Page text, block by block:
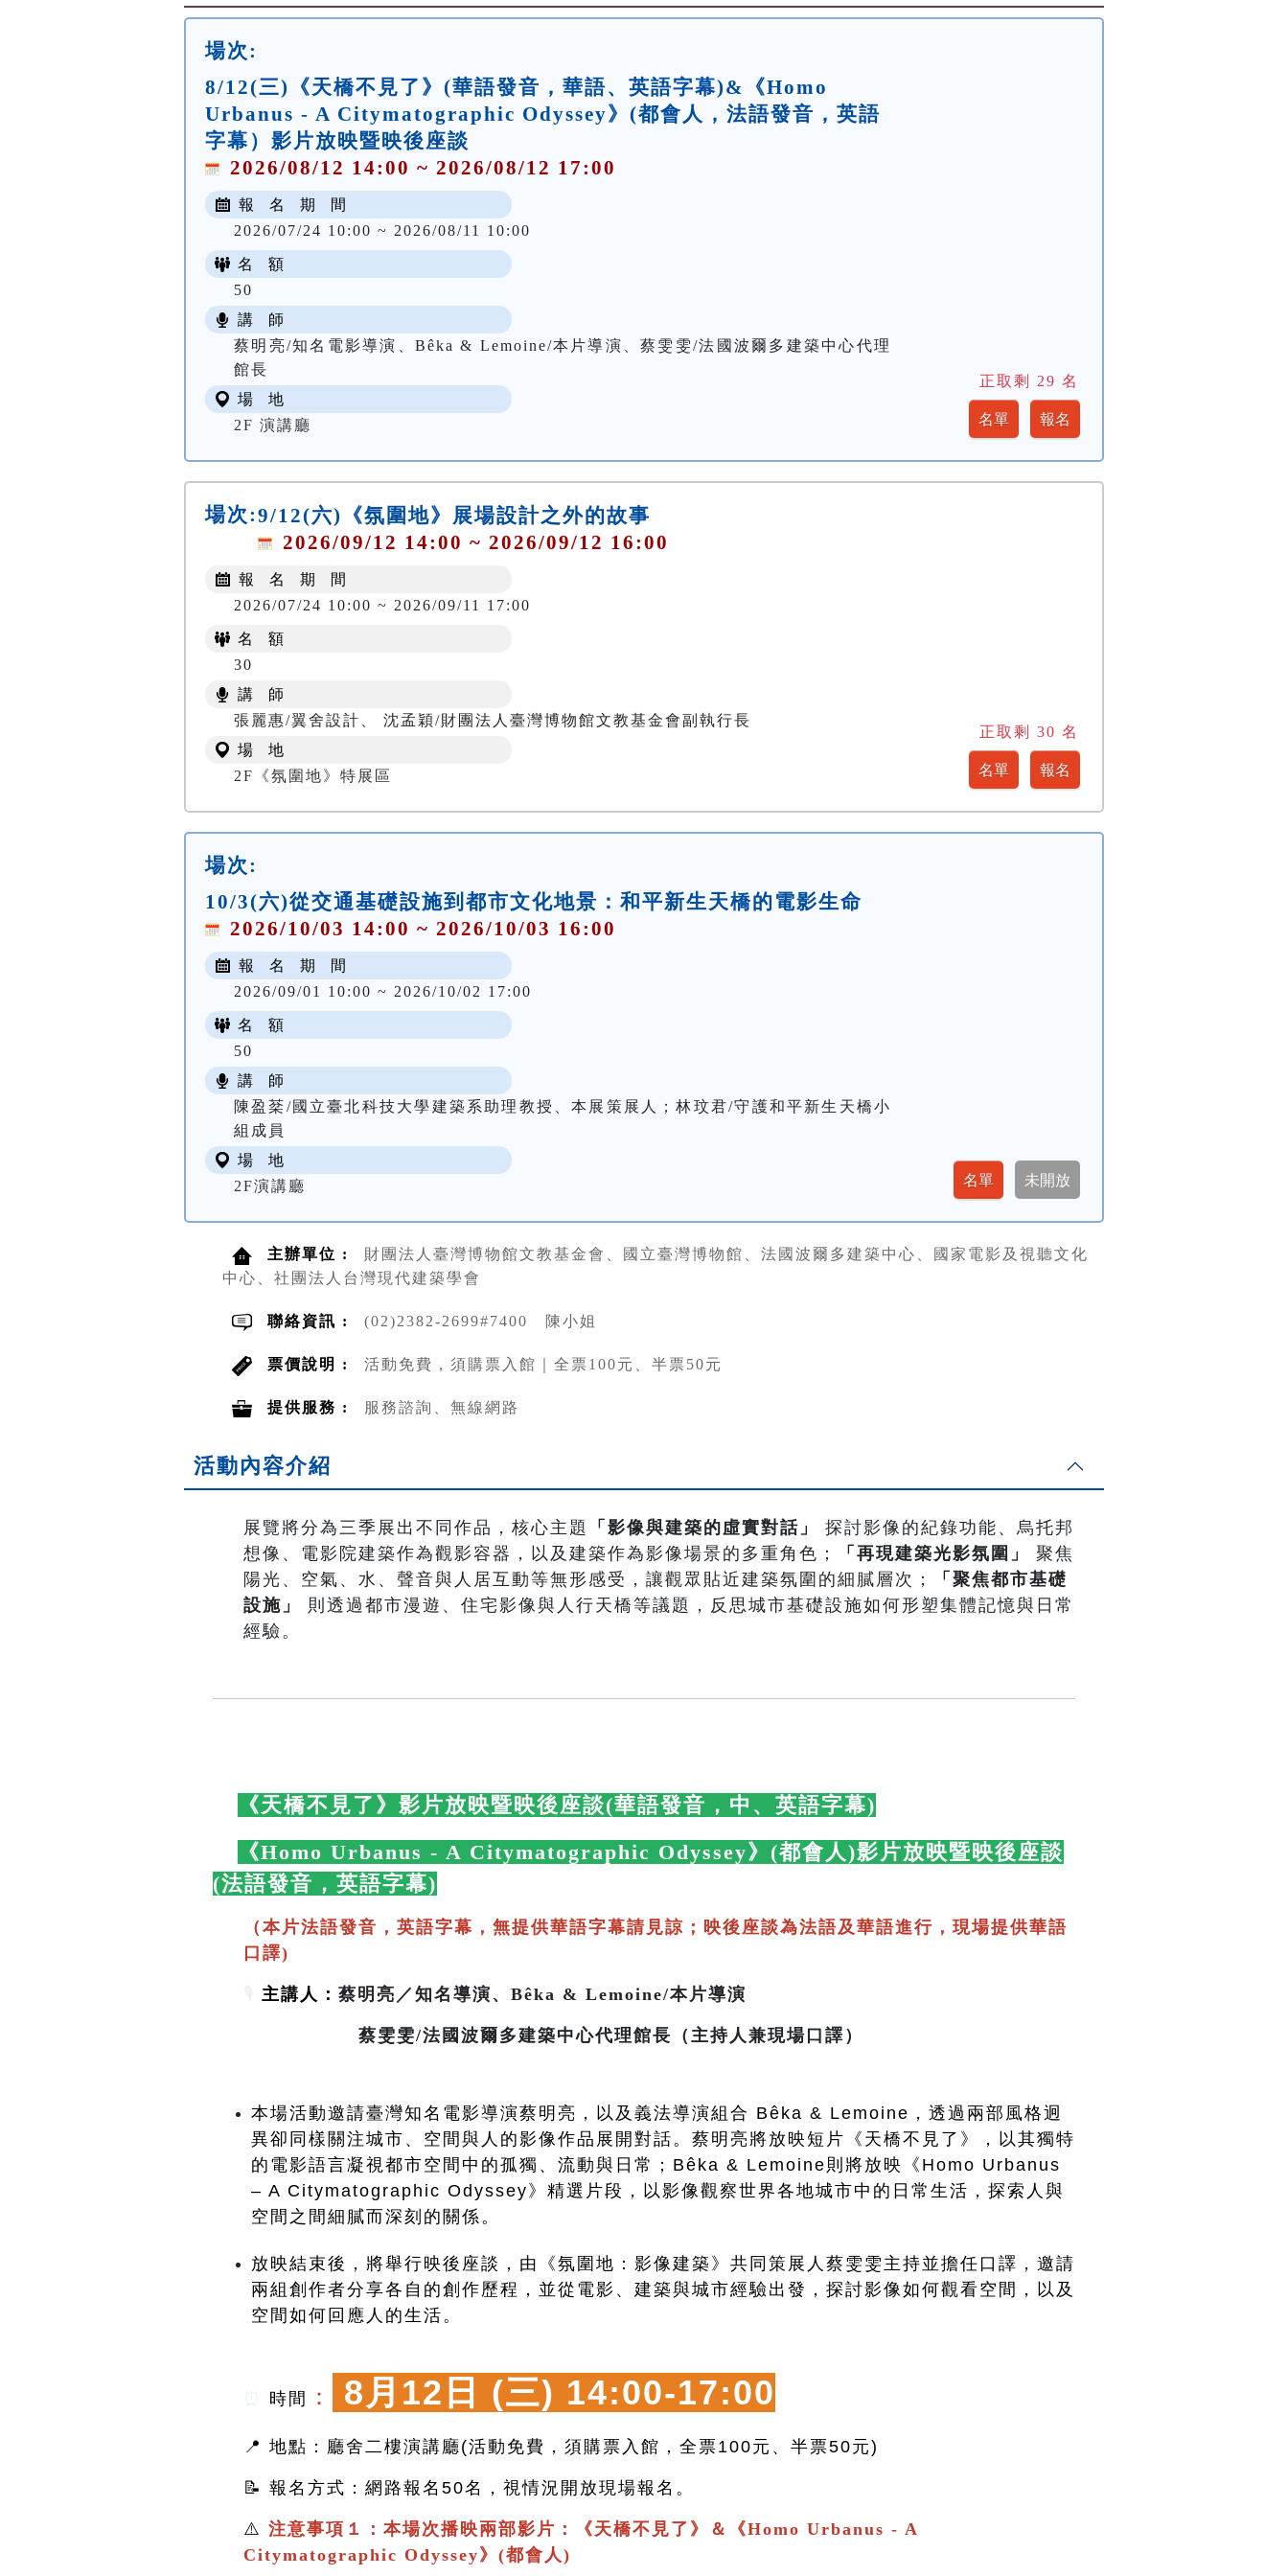
場次:
8/12(三)《天橋不見了》(華語發音，華語、英語字幕)&《Homo
Urbanus - A Citymatographic Odyssey》(都會人，法語發音，英語
字幕）影片放映暨映後座談
2026/08/12 14:00 ~ 2026/08/12 17:00
報 名 期 間
2026/07/24 10:00 ~ 2026/08/11 10:00
名 額
50
講 師
蔡明亮/知名電影導演、Bêka & Lemoine/本片導演、蔡雯雯/法國波爾多建築中心代理
館長
場 地
2F 演講廳
正取剩 29 名
場次:9/12(六)《氛圍地》展場設計之外的故事
2026/09/12 14:00 ~ 2026/09/12 16:00
報 名 期 間
2026/07/24 10:00 ~ 2026/09/11 17:00
名 額
30
講 師
張麗惠/翼舍設計、 沈孟穎/財團法人臺灣博物館文教基金會副執行長
場 地
2F《氛圍地》特展區
正取剩 30 名
場次:
10/3(六)從交通基礎設施到都市文化地景：和平新生天橋的電影生命
2026/10/03 14:00 ~ 2026/10/03 16:00
報 名 期 間
2026/09/01 10:00 ~ 2026/10/02 17:00
名 額
50
講 師
陳盈棻/國立臺北科技大學建築系助理教授、本展策展人；林玟君/守護和平新生天橋小
組成員
場 地
2F演講廳
主辦單位 :
財團法人臺灣博物館文教基金會、國立臺灣博物館、法國波爾多建築中心、國家電影及視聽文化
中心、社團法人台灣現代建築學會
聯絡資訊 : (02)2382-2699#7400 陳小姐
票價說明 : 活動免費，須購票入館｜全票100元、半票50元
提供服務 : 服務諮詢、無線網路
活動內容介紹
展覽將分為三季展出不同作品，核心主題 「影像與建築的虛實對話」
探討影像的紀錄功能、烏托邦
想像、電影院建築作為觀影容器，以及建築作為影像場景的多重角色；
「再現建築光影氛圍」
聚焦
陽光、空氣、水、聲音與人居互動等無形感受，讓觀眾貼近建築氛圍的細膩層次；
「聚焦都市基礎
設施」
則透過都市漫遊、住宅影像與人行天橋等議題，反思城市基礎設施如何形塑集體記憶與日常
經驗。
《天橋不見了》影片放映暨映後座談(華語發音，中、英語字幕)
《Homo Urbanus - A Citymatographic Odyssey》(都會人)影片放映暨映後座談
(法語發音，英語字幕)
（本片法語發音，英語字幕，無提供華語字幕請見諒；映後座談為法語及華語進行，現場提供華語
口譯)
主講人： 蔡明亮／知名導演、Bêka & Lemoine/本片導演
蔡雯雯/法國波爾多建築中心代理館長（主持人兼現場口譯）
本場活動邀請臺灣知名電影導演蔡明亮，以及義法導演組合 Bêka & Lemoine，透過兩部風格迥
異卻同樣關注城市、空間與人的影像作品展開對話。蔡明亮將放映短片《天橋不見了》，以其獨特
的電影語言凝視都市空間中的孤獨、流動與日常；Bêka & Lemoine則將放映《Homo Urbanus
– A Citymatographic Odyssey》精選片段，以影像觀察世界各地城市中的日常生活，探索人與
空間之間細膩而深刻的關係。
放映結束後，將舉行映後座談，由《氛圍地：影像建築》共同策展人蔡雯雯主持並擔任口譯，邀請
兩組創作者分享各自的創作歷程，並從電影、建築與城市經驗出發，探討影像如何觀看空間，以及
空間如何回應人的生活。
時間 ： 8月12日 (三) 14:00-17:00
📍 地點：廳舍二樓演講廳(活動免費，須購票入館，全票100元、半票50元)
📝 報名方式：網路報名50名，視情況開放現場報名。
⚠️ 注意事項１：本場次播映兩部影片： 《天橋不見了 》＆ 《Homo Urbanus - A
Citymatographic Odyssey》(都會人)